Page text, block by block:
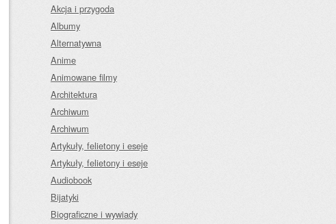
Akcja i przygoda
Albumy
Alternatywna
Anime
Animowane filmy
Architektura
Archiwum
Archiwum
Artykuły, felietony i eseje
Artykuły, felietony i eseje
Audiobook
Bijatyki
Biograficzne i wywiady